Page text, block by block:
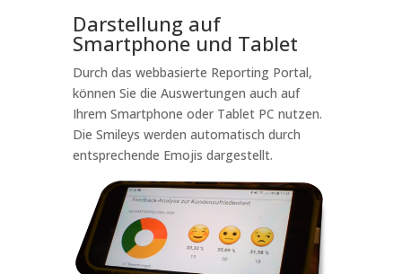
Darstellung auf
Smartphone und Tablet
Durch das webbasierte Reporting Portal,
können Sie die Auswertungen auch auf
Ihrem Smartphone oder Tablet PC nutzen.
Die Smileys werden automatisch durch
entsprechende Emojis dargestellt.